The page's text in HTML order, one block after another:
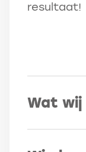
resultaat!
Wat wij